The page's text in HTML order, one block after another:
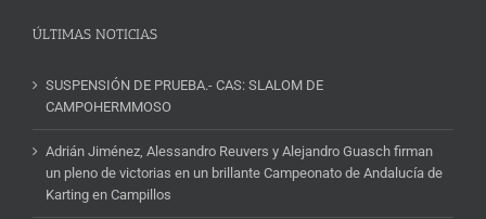
ÚLTIMAS NOTICIAS
SUSPENSIÓN DE PRUEBA.- CAS: SLALOM DE
CAMPOHERMMOSO
Adrián Jiménez, Alessandro Reuvers y Alejandro Guasch firman
un pleno de victorias en un brillante Campeonato de Andalucía de
Karting en Campillos